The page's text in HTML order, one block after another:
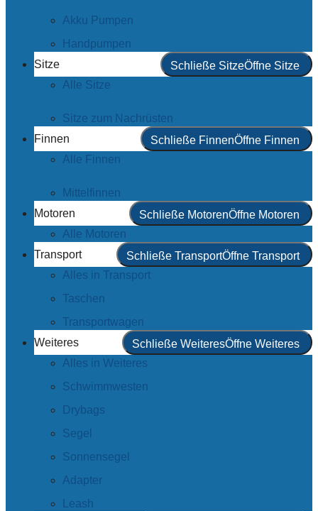
Akku Pumpen
Handpumpen
Sitze
Schließe SitzeÖffne Sitze
Alle Sitze
Sitze zum Nachrüsten
Finnen
Schließe FinnenÖffne Finnen
Alle Finnen
Mittelfinnen
Motoren
Schließe MotorenÖffne Motoren
Alle Motoren
Transport
Schließe TransportÖffne Transport
Alles in Transport
Taschen
Transportwagen
Weiteres
Schließe WeiteresÖffne Weiteres
Alles in Weiteres
Schwimmwesten
Drybags
Segel
Sonnensegel
Adapter
Leash